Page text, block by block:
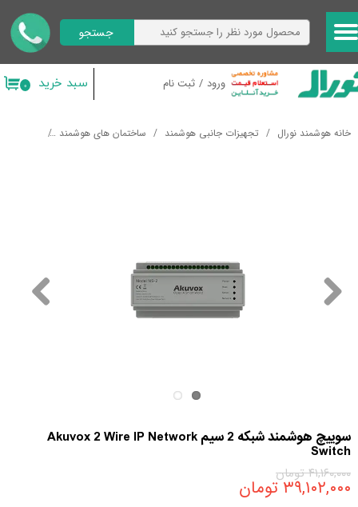
ورود / ثبت نام
حساب کاربری من
تغییر گذر واژه
خروج از حساب کاربری
جستجو
۰ سبد خرید
خانه هوشمند نورال تجهیزات جانبی هوشمند ساختمان های هوشمند
سوییچ هوشمند شبکه 2 سیم Akuvox 2 Wire IP Network
Switch
۴۱,۱۶۰,۰۰۰ تومان
۳۹,۱۰۲,۰۰۰ تومان